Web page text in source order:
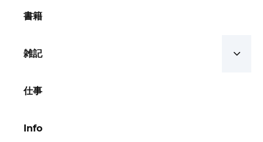
書籍
雑記
仕事
Info